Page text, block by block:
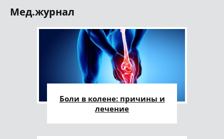
Мед.журнал
Боли в колене: причины и
лечение